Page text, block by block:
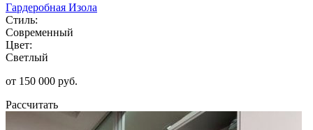
Гардеробная Изола
Стиль:
Современный
Цвет:
Светлый
от 150 000 руб.
Рассчитать